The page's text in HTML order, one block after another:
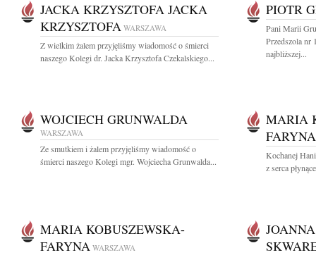
JACKA KRZYSZTOFA JACKA
KRZYSZTOFA WARSZAWA
Z wielkim żalem przyjęliśmy wiadomość o śmierci
naszego Kolegi dr. Jacka Krzysztofa Czekalskiego...
PIOTR
Pani Marii
Przedszola nr
najbliższej...
WOJCIECH GRUNWALDA
WARSZAWA
Ze smutkiem i żalem przyjęliśmy wiadomość o
śmierci naszego Kolegi mgr. Wojciecha Grunwalda...
MARIA
FARYNA
Kochanej
z serca
MARIA KOBUSZEWSKA-
FARYNA WARSZAWA